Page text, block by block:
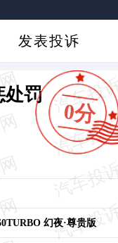
发表投诉
0分
处罚
幻夜·尊贵版